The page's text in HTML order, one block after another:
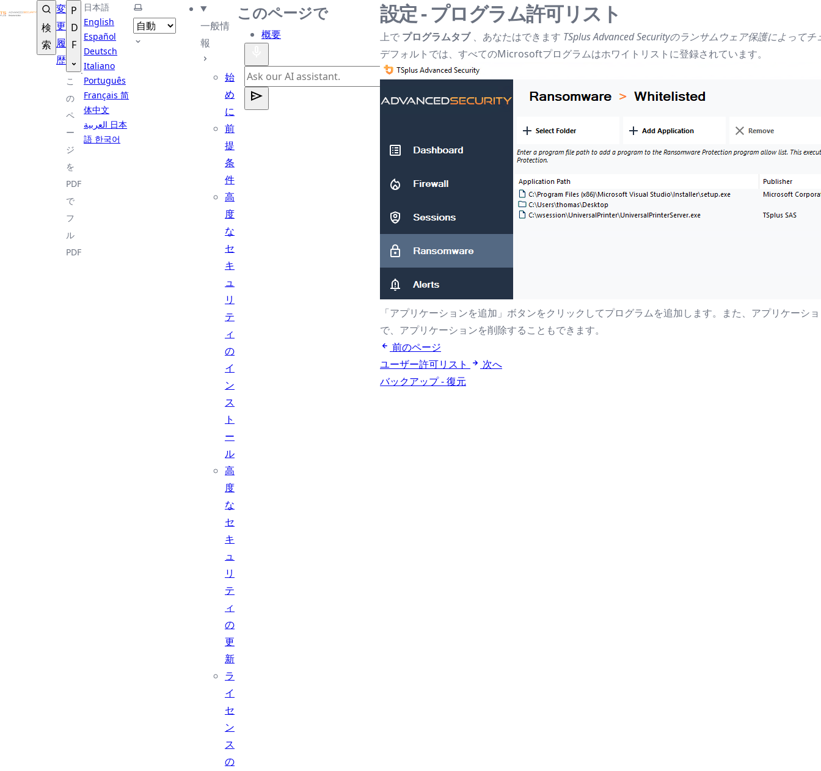
TSplus ドキュメンテーション ®
検
索
変
更
履
歴
P
D
F
こ
の
ペ
ー
ジ
を
PDF
で
フ
ル
PDF
日本語
English
Español
Deutsch
Italiano
Português
Français简
体中文
日本
語 한국어
テーマを選択
一般情
報
始
め
に
前
提
条
件
高
度
な
セ
キ
ュ
リ
テ
ィ
の
イ
ン
ス
ト
ー
ル
高
度
な
セ
キ
ュ
リ
テ
ィ
の
更
新
ラ
イ
セ
ン
ス
の
このページで
概要
設定 - プログラム許可リスト
上で プログラムタブ 、あなたはできます TSplus Advanced Securityのランサムウェア保護によって
デフォルトでは、すべてのMicrosoftプログラムはホワイトリストに登録されています。
「アプリケーションを追加」ボタンをクリックしてプログラムを追加します。また、アプリケー
で、アプリケーションを削除することもできます。
前のページ
ユーザー許可リスト
次へ
バックアップ - 復元